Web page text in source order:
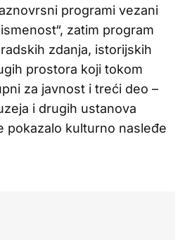
programi vezani
zatim program
zdanja, istorijskih
prostora koji tokom
za javnost i treći deo –
i drugih ustanova
pokazalo kulturno nasleđe